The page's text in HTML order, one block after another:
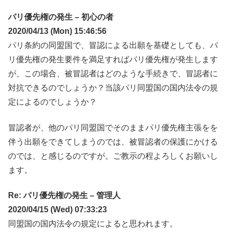
パリ優先権の発生 – 初心の者
2020/04/13 (Mon) 15:46:56
パリ条約の同盟国で、冒認による出願を基礎としても、パ
リ優先権の発生要件を満足すればパリ優先権が発生します
が、この場合、被冒認者はどのような手続きで、冒認者に
対抗できるのでしょうか？当該パリ同盟国の国内法令の規
定によるのでしょうか？
冒認者が、他のパリ同盟国でそのままパリ優先権主張をを
伴う出願をできてしまうのでは、被冒認者の保護にかける
のでは、と感じるのですが。ご教示の程よろしくお願いし
ます。
Re: パリ優先権の発生 – 管理人
2020/04/15 (Wed) 07:33:23
同盟国の国内法令の規定によると思われます。